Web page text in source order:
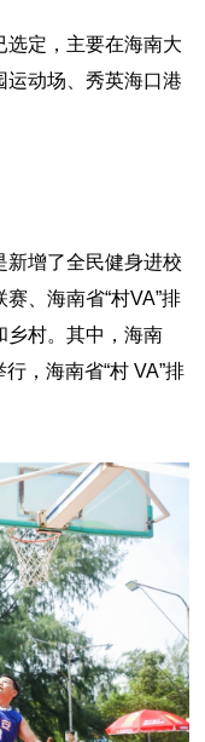
定，主要在海南大
运动场、秀英海口港
增了全民健身进校
、海南省“村VA”排
乡村。其中，海南
，海南省“村 VA”排